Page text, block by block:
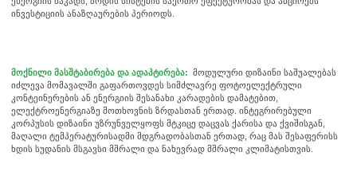
ინვესტიციის ანაზღაურების პერიოდს.
მოქნილი მასშტაბირება და ადაპტირება: მოდულური დიზაინი საშუალებას
იძლევა მომავალში გაფართოვდეს სიმძლავრე ფოტოელექტრული
კონტეინერების ან ენერგიის შესანახი კარადების დამატებით,
ელექტროენერგიაზე მოთხოვნის ზრდასთან ერთად. ინტეგრირებული
კორპუსის დიზაინი უზრუნველყოფს მტკიცე დაცვას ქარისა და ქვიშისგან,
მაღალი ტემპერატურისადმი მდგრადობასთან ერთად, რაც მას შესაფერისს
ხდის სუდანის მსგავსი მშრალი და ნახევრად მშრალი კლიმატისთვის.
კონტაქტი
ჩვენ აქ ვართ, რომ ვუპასუხოთ თქვენს შეკითხვებს და მოგაწოდოთ ენერგეტიკული
გადაწყვეტილებები, რომლებიც საუკეთესოდ შეესაბამება თქვენს საჭიროებებს.